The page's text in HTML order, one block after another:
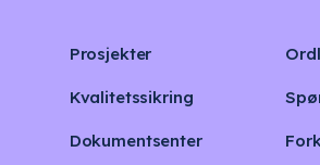
Prosjekter
Kvalitetssikring
Dokumentsenter